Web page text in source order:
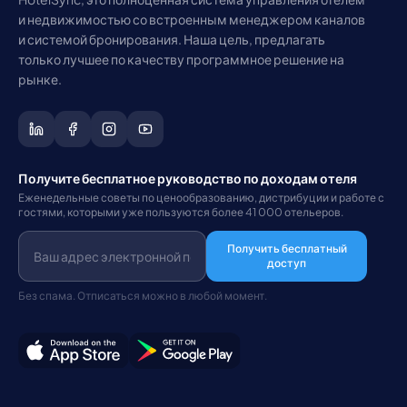
и недвижимостью со встроенным менеджером каналов
и системой бронирования. Наша цель, предлагать
только лучшее по качеству программное решение на
рынке.
Получите бесплатное руководство по доходам отеля
Еженедельные советы по ценообразованию, дистрибуции и работе с
гостями, которыми уже пользуются более 41 000 отельеров.
Получить бесплатный
доступ
Без спама. Отписаться можно в любой момент.